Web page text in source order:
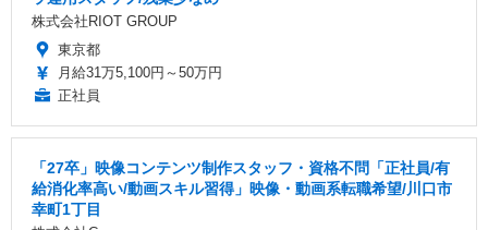
株式会社RIOT GROUP
東京都
月給31万5,100円～50万円
正社員
「27卒」映像コンテンツ制作スタッフ・資格不問「正社員/有
給消化率高い/動画スキル習得」映像・動画系転職希望/川口市
幸町1丁目